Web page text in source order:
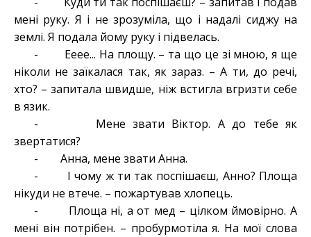
мені руку. Я і не зрозуміла, що і надалі сиджу на
землі. Я подала йому руку і підвелась.
- Ееее... На площу. – та що це зі мною, я ще
ніколи не заїкалася так, як зараз. – А ти, до речі,
хто? – запитала швидше, ніж встигла вгризти себе
в язик.
- Мене звати Віктор. А до тебе як
звертатися?
- Анна, мене звати Анна.
- І чому ж ти так поспішаєш, Анно? Площа
нікуди не втече. – пожартував хлопець.
- Площа ні, а от мед – цілком ймовірно. А
мені він потрібен. – пробурмотіла я. На мої слова